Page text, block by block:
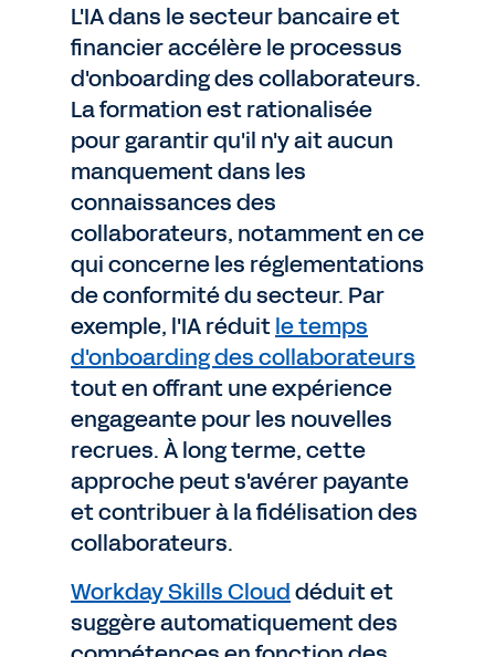
L'IA dans le secteur bancaire et
financier accélère le processus
d'onboarding des collaborateurs.
La formation est rationalisée
pour garantir qu'il n'y ait aucun
manquement dans les
connaissances des
collaborateurs, notamment en ce
qui concerne les réglementations
de conformité du secteur. Par
exemple, l'IA réduitle temps
d'onboarding des collaborateurs
tout en offrant une expérience
engageante pour les nouvelles
recrues. À long terme, cette
approche peut s'avérer payante
et contribuer à la fidélisation des
collaborateurs.
Workday Skills Clouddéduit et
suggère automatiquement des